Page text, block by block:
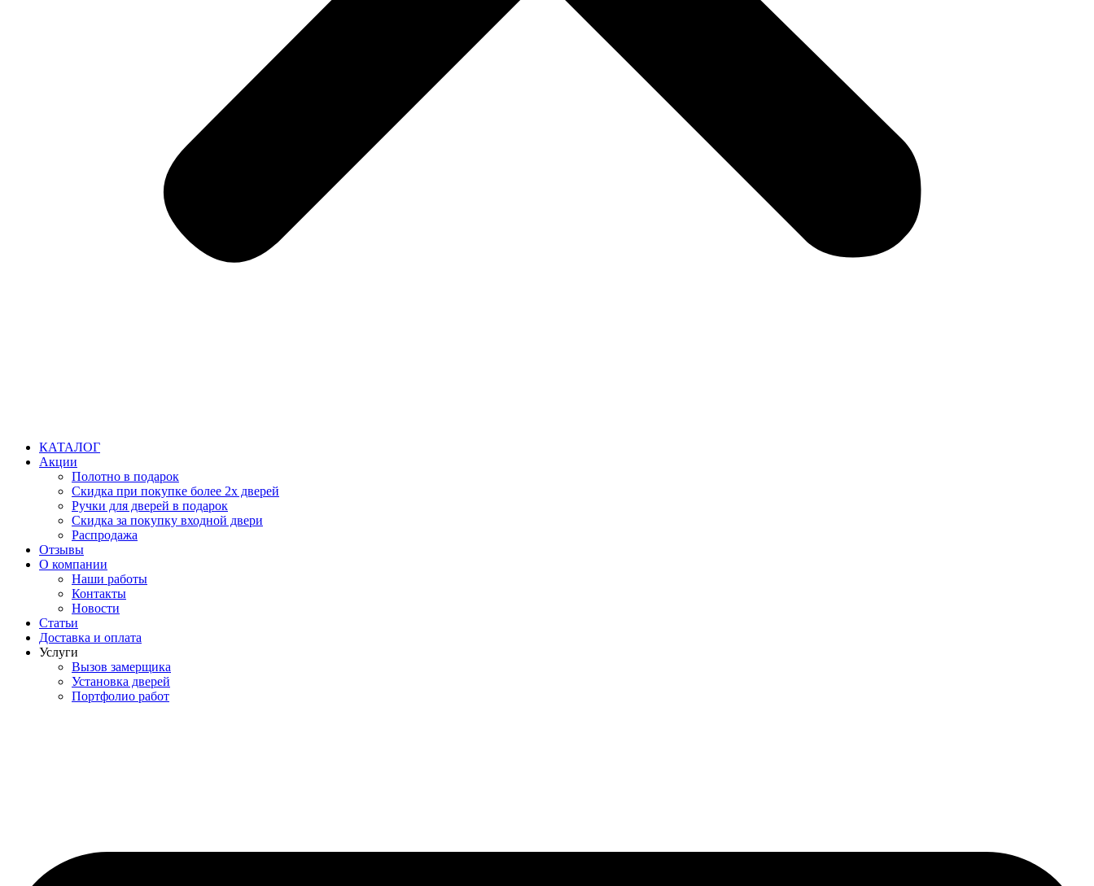
КАТАЛОГ
Акции
Полотно в подарок
Скидка при покупке более 2х дверей
Ручки для дверей в подарок
Скидка за покупку входной двери
Распродажа
Отзывы
О компании
Наши работы
Контакты
Новости
Статьи
Доставка и оплата
Услуги
Вызов замерщика
Установка дверей
Портфолио работ